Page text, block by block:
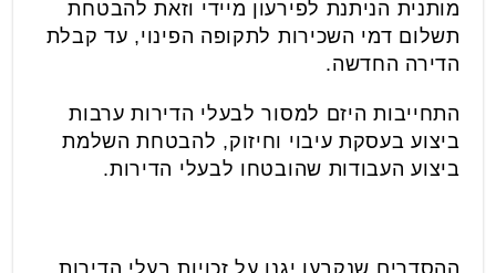
מותנית הניתנת לפירעון מיידי וזאת להבטחת
תשלום דמי השכירות לתקופה הפינוי, עד קבלת
הדירה החדשה.
התחייבות היזם למסור לבעלי הדירות ערבות
ביצוע בעסקת עיבוי וחיזוק, להבטחת השלמת
ביצוע העבודות שהובטחו לבעלי הדירות.